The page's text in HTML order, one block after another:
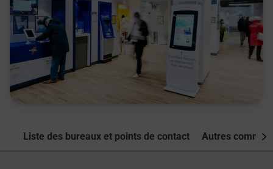
Liste des bureaux et points de contact Autres